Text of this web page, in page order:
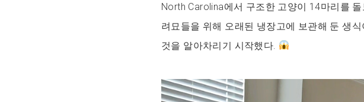
North Carolina에서 구조한 고양이 14마리를
려묘들을 위해 오래된 냉장고에 보관해 둔 생
것을 알아차리기 시작했다.